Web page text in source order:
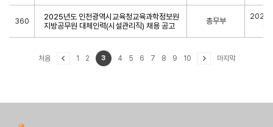
360
2025년도 인천광역시교육청교육과학정보원
지방공무원 대체인력(시설관리직) 채용 공고
총무부
04
처음 1 2 3 4 5 6 7 8 9 10 마지막